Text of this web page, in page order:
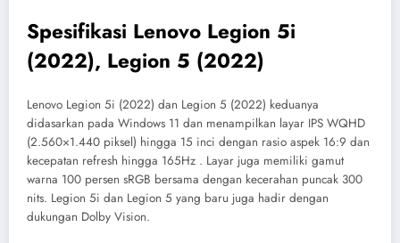
Spesifikasi Lenovo Legion 5i
(2022), Legion 5 (2022)
Lenovo Legion 5i (2022) dan Legion 5 (2022) keduanya
didasarkan pada Windows 11 dan menampilkan layar IPS WQHD
(2.560×1.440 piksel) hingga 15 inci dengan rasio aspek 16:9 dan
kecepatan refresh hingga 165Hz . Layar juga memiliki gamut
warna 100 persen sRGB bersama dengan kecerahan puncak 300
nits. Legion 5i dan Legion 5 yang baru juga hadir dengan
dukungan Dolby Vision.